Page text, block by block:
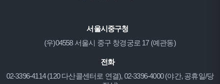
서울시중구청
(우)04558 서울시 중구 창경궁로 17 (예관동)
전화
02-3396-4114 (120 다산콜센터로 연결), 02-3396-4000 (야간, 공휴일/당